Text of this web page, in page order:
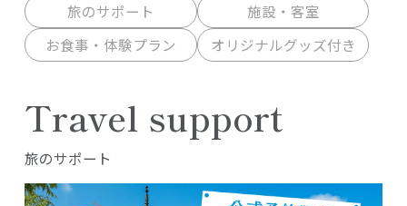
旅のサポート
施設・客室
お食事・体験プラン
オリジナルグッズ付き
Travel support
旅のサポート